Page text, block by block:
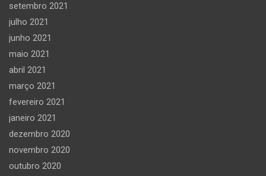
setembro 2021
julho 2021
junho 2021
maio 2021
abril 2021
março 2021
fevereiro 2021
janeiro 2021
dezembro 2020
novembro 2020
outubro 2020